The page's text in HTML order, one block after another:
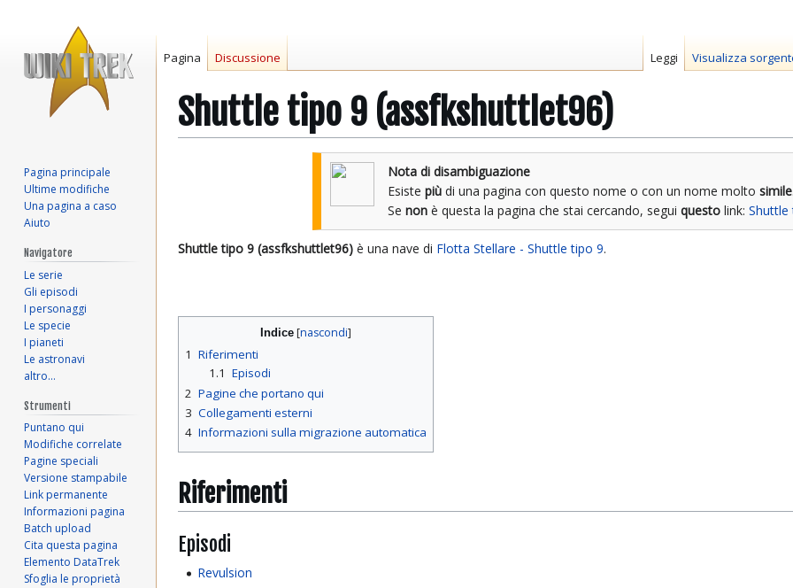
Shuttle tipo 9 (assfkshuttlet96)
Nota di disambiguazione
Esistepiù di una pagina con questo nome o con un nome moltosimile
Senon è questa la pagina che stai cercando, seguiquesto link:Shuttle
Shuttle tipo 9 (assfkshuttlet96) è una nave di Flotta Stellare - Shuttle tipo 9.
Indice
1 Riferimenti
1.1 Episodi
2 Pagine che portano qui
3 Collegamenti esterni
4 Informazioni sulla migrazione automatica
Riferimenti
Episodi
Revulsion
Pagina Discussione Leggi Visualizza
Pagina principale
Ultime modifiche
Una pagina a caso
Aiuto
Navigatore
Le serie
Gli episodi
I personaggi
Le specie
I pianeti
Le astronavi
altro…
Strumenti
Puntano qui
Modifiche correlate
Pagine speciali
Versione stampabile
Link permanente
Informazioni pagina
Batch upload
Cita questa pagina
Elemento DataTrek
Sfoglia le proprietà